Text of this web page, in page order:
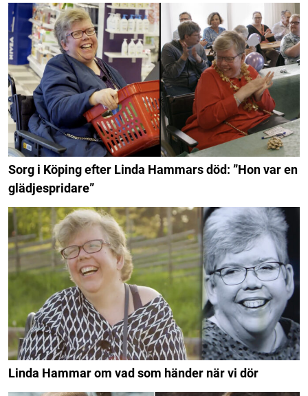
Sorg i Köping efter Linda Hammars död: ”Hon var en
glädjespridare”
Linda Hammar om vad som händer när vi dör